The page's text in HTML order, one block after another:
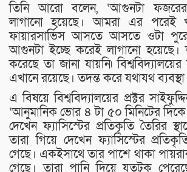
তিনি আরো বলেন, ‘আগুনটা
লাগানো হয়েছে। আমরা এর পরেই
ফায়ারসার্ভিস আসতে আসতে ওটা
আগুনটা ইচ্ছে করেই লাগানো হয়েছে।
করেছে তা জানা যায়নি৷ বিশ্ববিদ্যালয়ের
এখানে রয়েছে। তদন্ত করে যথাযথ ব্যবস্থা
এ বিষয়ে বিশ্ববিদ্যালয়ের প্রক্টর
‘আনুমানিক ভোর ৪ টা ৫০ মিনিটের দিকে
দেখেন ফ্যাসিস্টের প্রতিকৃতি তৈরির
তারা গিয়ে দেখেন ফ্যাসিস্টের
গেছে। একইসাথে তার পাশে থাকা
গেছে। তারা পানি দিয়ে যতটুকু